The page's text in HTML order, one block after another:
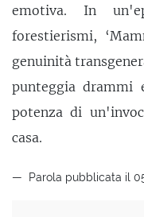
emotiva. In
forestierismi,
genuinità
punteggia drammi
potenza di
casa.
Parola pubblicata il